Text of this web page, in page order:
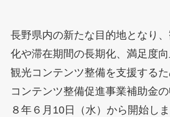
長野県内の新たな目的地となり
化や滞在期間の長期化、満足度
観光コンテンツ整備を支援する
コンテンツ整備促進事業補助金
８年６月10日（水）から開始しま